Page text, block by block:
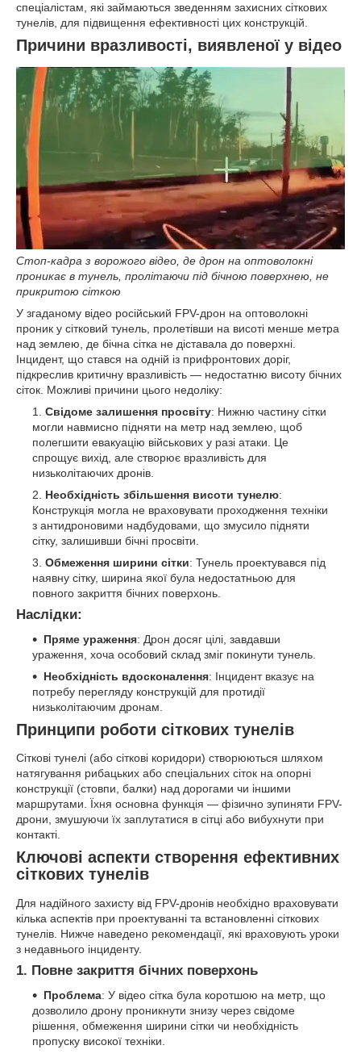
спеціалістам, які займаються зведенням захисних сіткових
тунелів, для підвищення ефективності цих конструкцій.
Причини вразливості, виявленої у відео
Стоп-кадра з ворожого відео, де дрон на оптоволокні
проникає в тунель, пролітаючи під бічною поверхнею, не
прикритою сіткою
У згаданому відео російський FPV-дрон на оптоволокні
проник у сітковий тунель, пролетівши на висоті менше метра
над землею, де бічна сітка не діставала до поверхні.
Інцидент, що стався на одній із прифронтових доріг,
підкреслив критичну вразливість — недостатню висоту бічних
сіток. Можливі причини цього недоліку:
Свідоме залишення просвіту: Нижню частину сітки
могли навмисно підняти на метр над землею, щоб
полегшити евакуацію військових у разі атаки. Це
спрощує вихід, але створює вразливість для
низьколітаючих дронів.
Необхідність збільшення висоти тунелю:
Конструкція могла не враховувати проходження техніки
з антидроновими надбудовами, що змусило підняти
сітку, залишивши бічні просвіти.
Обмеження ширини сітки: Тунель проектувався під
наявну сітку, ширина якої була недостатньою для
повного закриття бічних поверхонь.
Наслідки:
Пряме ураження: Дрон досяг цілі, завдавши
ураження, хоча особовий склад зміг покинути тунель.
Необхідність вдосконалення: Інцидент вказує на
потребу перегляду конструкцій для протидії
низьколітаючим дронам.
Принципи роботи сіткових тунелів
Сіткові тунелі (або сіткові коридори) створюються шляхом
натягування рибацьких або спеціальних сіток на опорні
конструкції (стовпи, балки) над дорогами чи іншими
маршрутами. Їхня основна функція — фізично зупиняти FPV-
дрони, змушуючи їх заплутатися в сітці або вибухнути при
контакті.
Ключові аспекти створення ефективних
сіткових тунелів
Для надійного захисту від FPV-дронів необхідно враховувати
кілька аспектів при проектуванні та встановленні сіткових
тунелів. Нижче наведено рекомендації, які враховують уроки
з недавнього інциденту.
1. Повне закриття бічних поверхонь
Проблема: У відео сітка була коротшою на метр, що
дозволило дрону проникнути знизу через свідоме
рішення, обмеження ширини сітки чи необхідність
пропуску високої техніки.